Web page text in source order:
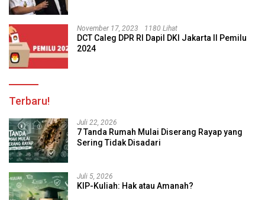
November 17, 2023 1180 Lihat
DCT Caleg DPR RI Dapil DKI Jakarta II Pemilu
2024
Terbaru!
Juli 22, 2026
7 Tanda Rumah Mulai Diserang Rayap yang
Sering Tidak Disadari
Juli 5, 2026
KIP-Kuliah: Hak atau Amanah?